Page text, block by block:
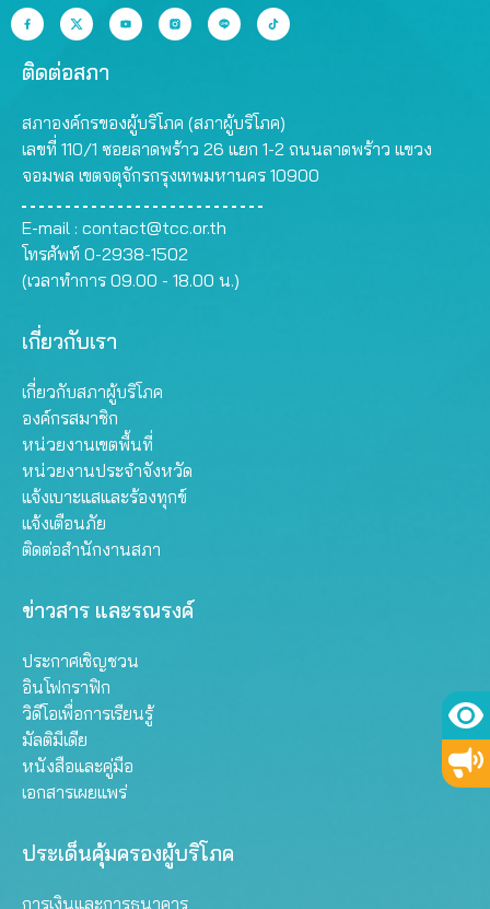
ติดต่อสภา
สภาองค์กรของผู้บริโภค (สภาผู้บริโภค)
เลขที่ 110/1 ซอยลาดพร้าว 26 แยก 1-2 ถนนลาดพร้าว แขวง
จอมพล เขตจตุจักรกรุงเทพมหานคร 10900
E-mail : contact@tcc.or.th
โทรศัพท์ 0-2938-1502
(เวลาทำการ 09.00 - 18.00 น.)
เกี่ยวกับเรา
เกี่ยวกับสภาผู้บริโภค
องค์กรสมาชิก
หน่วยงานเขตพื้นที่
หน่วยงานประจำจังหวัด
แจ้งเบาะแสและร้องทุกข์
แจ้งเตือนภัย
ติดต่อสำนักงานสภา
ข่าวสาร และรณรงค์
ประกาศเชิญชวน
อินโฟกราฟิก
วิดีโอเพื่อการเรียนรู้
มัลติมีเดีย
หนังสือและคู่มือ
เอกสารเผยแพร่
ประเด็นคุ้มครองผู้บริโภค
การเงินและการธนาคาร